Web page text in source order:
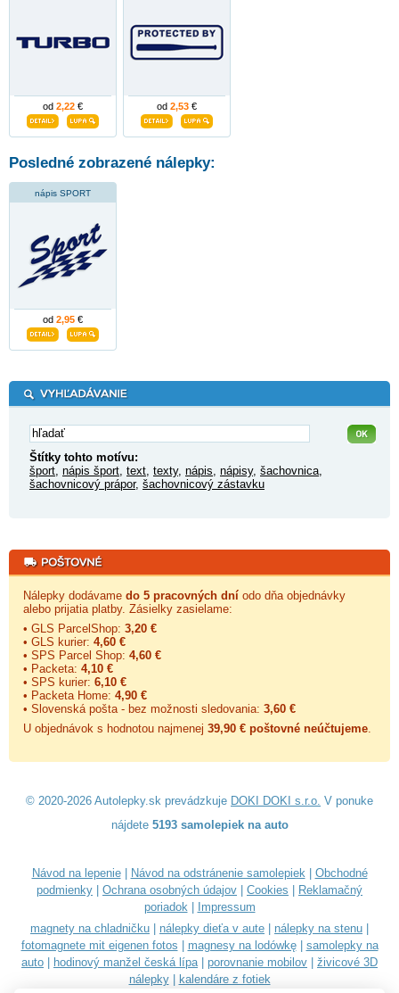
od 2,22 € od 2,53 €
Posledné zobrazené nálepky:
nápis SPORT
od 2,95 €
Štítky tohto motívu:
šport nápis šport text texty, nápis nápisy, šachovnica
šachovnicový prápor, šachovnicový zástavku
Nálepky dodávame do 5 pracovných dní odo dňa objednávky
alebo prijatia platby. Zásielky zasielame:
• GLS ParcelShop: 3,20 €
• GLS kurier: 4,60 €
• SPS Parcel Shop: 4,60 €
• Packeta: 4,10 €
• SPS kurier: 6,10 €
• Packeta Home: 4,90 €
• Slovenská pošta - bez možnosti sledovania: 3,60 €
U objednávok s hodnotou najmenej 39,90 € poštovné neúčtujeme
© 2020-2026 Autolepky.sk prevádzkuje DOKI DOKI s.r.o. V ponuke
nájdete 5193 samolepiek na auto
Návod na lepenie| Návod na odstránenie samolepiek| Obchodné
podmienky
Ochrana osobných údajov Cookies
Reklamačný
poriadok|
Impressum
magnety na chladničku
nálepky dieťa v aute nálepky na stenu
fotomagnete mit eigenen fotos
magnesy na lodówkę| samolepky na
auto
hodinový manžel česká lípa| porovnanie mobilov
živicové 3D
nálepky| kalendáre z fotiek